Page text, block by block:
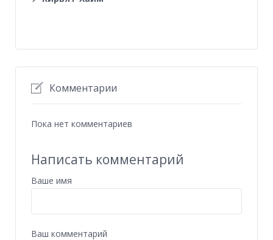
Комментарии
Пока нет комментариев
Написать комментарий
Ваше имя
Ваш комментарий